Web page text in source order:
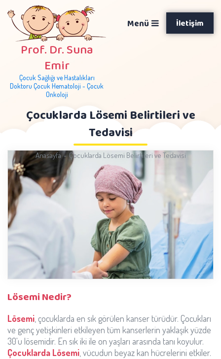
Prof. Dr. Suna
Emir
Çocuk Sağlığı ve Hastalıkları
Doktoru Çocuk Hematoloji - Çocuk
Onkoloji
İletişim
Menü
Çocuklarda Lösemi Belirtileri ve
Tedavisi
Anasayfa Çocuklarda Lösemi Belirtileri ve Tedavisi
Lösemi Nedir?
Lösemi, çocuklarda en sık görülen kanser türüdür. Çocukları
ve genç yetişkinleri etkileyen tüm kanserlerin yaklaşık yüzde
30'u lösemidir. En sık iki ile on yaşları arasında tanı koyulur.
Çocuklarda Lösemi, vücudun beyaz kan hücrelerini etkiler.